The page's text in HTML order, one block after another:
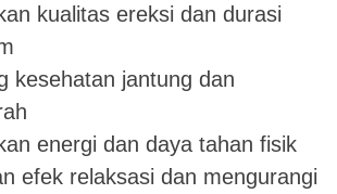
kualitas ereksi dan durasi
kesehatan jantung dan
energi dan daya tahan fisik
efek relaksasi dan mengurangi